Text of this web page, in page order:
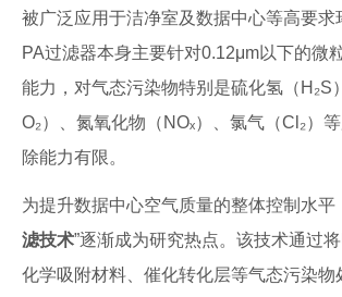
被广泛应用于洁净室及数据中心等高要求
PA过滤器本身主要针对0.12μm以下的微
能力，对气态污染物特别是硫化氢（H₂S
O₂）、氮氧化物（NOₓ）、氯气（Cl₂）
除能力有限。
为提升数据中心空气质量的整体控制水平
滤技术”逐渐成为研究热点。该技术通过
化学吸附材料、催化转化层等气态污染物